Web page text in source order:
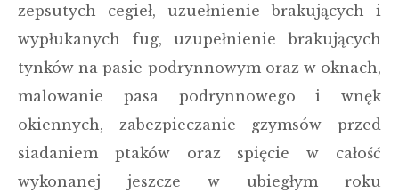
zepsutych cegieł, uzuełnienie brakujących i
wypłukanych fug, uzupełnienie brakujących
tynków na pasie podrynnowym oraz w oknach,
malowanie pasa podrynnowego i wnęk
okiennych, zabezpieczanie gzymsów przed
siadaniem ptaków oraz spięcie w całość
wykonanej jeszcze w ubiegłym roku